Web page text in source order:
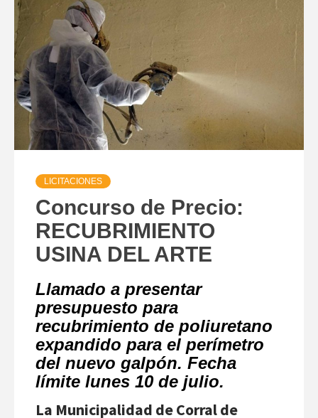
LICITACIONES
Concurso de Precio:
RECUBRIMIENTO
USINA DEL ARTE
Llamado a presentar
presupuesto para
recubrimiento de poliuretano
expandido para el perímetro
del nuevo galpón. Fecha
límite lunes 10 de julio.
La Municipalidad de Corral de